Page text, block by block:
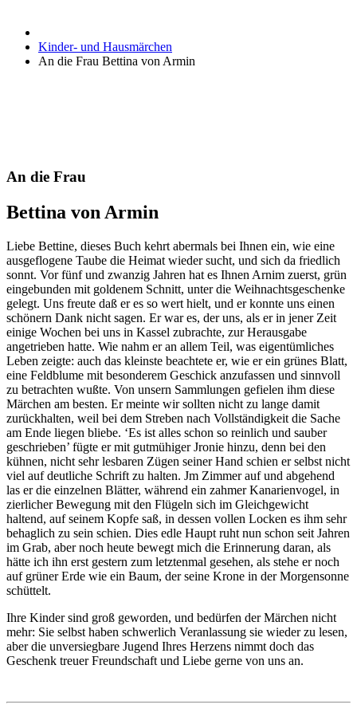
Kinder- und Hausmärchen
An die Frau Bettina von Armin
An die Frau
Bettina von Armin
Liebe Bettine, dieses Buch kehrt abermals bei Ihnen ein, wie eine
ausgeflogene Taube die Heimat wieder sucht, und sich da friedlich
sonnt. Vor fünf und zwanzig Jahren hat es Ihnen Arnim zuerst, grün
eingebunden mit goldenem Schnitt, unter die Weihnachtsgeschenke
gelegt. Uns freute daß er es so wert hielt, und er konnte uns einen
schönern Dank nicht sagen. Er war es, der uns, als er in jener Zeit
einige Wochen bei uns in Kassel zubrachte, zur Herausgabe
angetrieben hatte. Wie nahm er an allem Teil, was eigentümliches
Leben zeigte: auch das kleinste beachtete er, wie er ein grünes Blatt,
eine Feldblume mit besonderem Geschick anzufassen und sinnvoll
zu betrachten wußte. Von unsern Sammlungen gefielen ihm diese
Märchen am besten. Er meinte wir sollten nicht zu lange damit
zurückhalten, weil bei dem Streben nach Vollständigkeit die Sache
am Ende liegen bliebe. ‘Es ist alles schon so reinlich und sauber
geschrieben’ fügte er mit gutmühiger Jronie hinzu, denn bei den
kühnen, nicht sehr lesbaren Zügen seiner Hand schien er selbst nicht
viel auf deutliche Schrift zu halten. Jm Zimmer auf und abgehend
las er die einzelnen Blätter, während ein zahmer Kanarienvogel, in
zierlicher Bewegung mit den Flügeln sich im Gleichgewicht
haltend, auf seinem Kopfe saß, in dessen vollen Locken es ihm sehr
behaglich zu sein schien. Dies edle Haupt ruht nun schon seit Jahren
im Grab, aber noch heute bewegt mich die Erinnerung daran, als
hätte ich ihn erst gestern zum letztenmal gesehen, als stehe er noch
auf grüner Erde wie ein Baum, der seine Krone in der Morgensonne
schüttelt.
Ihre Kinder sind groß geworden, und bedürfen der Märchen nicht
mehr: Sie selbst haben schwerlich Veranlassung sie wieder zu lesen,
aber die unversiegbare Jugend Ihres Herzens nimmt doch das
Geschenk treuer Freundschaft und Liebe gerne von uns an.